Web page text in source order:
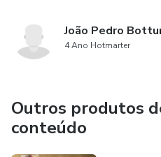
• Dicas objetivas sobre
alimentação real.
dia junto de uma grande auto
João Pedro
4 Ano Hotmarter
Outros produtos
conteúdo